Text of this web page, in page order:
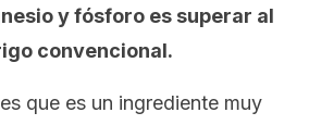
y fósforo es superar al
convencional.
que es un ingrediente muy